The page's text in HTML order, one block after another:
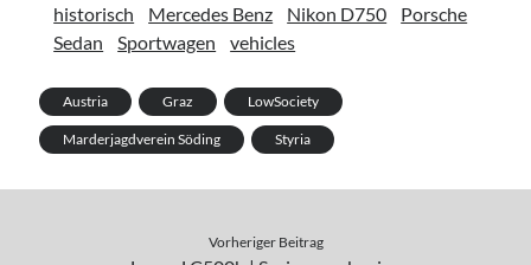
historisch
Mercedes Benz Nikon D750
Porsche
Sedan
Sportwagen vehicles
Austria Graz LowSociety
Marderjagdverein Söding Styria
Vorheriger Beitrag